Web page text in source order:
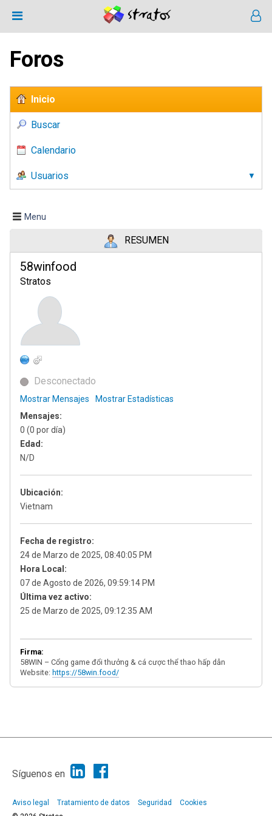
Foros
Inicio
Buscar
Calendario
Usuarios
Menu
RESUMEN
58winfood
Stratos
Desconectado
Mostrar Mensajes
Mostrar Estadísticas
Mensajes:
0 (0 por día)
Edad:
N/D
Ubicación:
Vietnam
Fecha de registro:
24 de Marzo de 2025, 08:40:05 PM
Hora Local:
07 de Agosto de 2026, 09:59:14 PM
Última vez activo:
25 de Marzo de 2025, 09:12:35 AM
Firma:
58WIN – Cổng game đổi thưởng & cá cược thể thao hấp dẫn
Website: https://58win.food/
|
Síguenos en
Aviso legal Tratamiento de datos Seguridad
Cookies